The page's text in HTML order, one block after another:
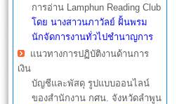
การอ่าน Lamphun Reading Club
โดย นางสาวนภาวัลย์ ฝั้นพรม
นักจัดการงานทั่วไปชำนาญการ
แนวทางการปฏิบัติงานด้านการ
เงิน
บัญชีและพัสดุ รูปแบบออนไลน์
ของสำนักงาน กศน. จังหวัดลำพูน